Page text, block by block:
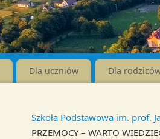
Dla uczniów Dla
Szkoła Podstawowa im. prof.
PRZEMOCY – WARTO